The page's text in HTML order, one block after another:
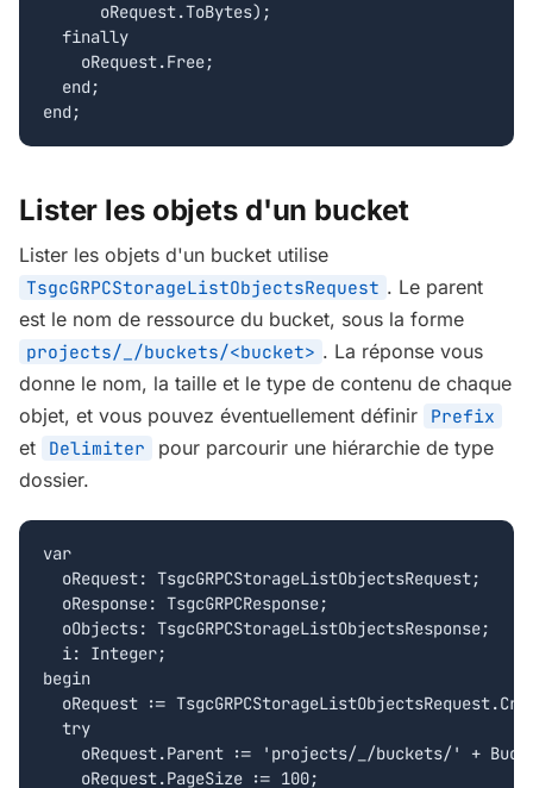
      oRequest.ToBytes);
  finally
    oRequest.Free;
  end;
end;
Lister les objets d'un bucket
Lister les objets d'un bucket utilise
TsgcGRPCStorageListObjectsRequest . Le parent
est le nom de ressource du bucket, sous la forme
projects/_/buckets/<bucket> . La réponse vous
donne le nom, la taille et le type de contenu de chaque
objet, et vous pouvez éventuellement définir
Prefix
et Delimiter
pour parcourir une hiérarchie de type
dossier.
var
  oRequest: TsgcGRPCStorageListObjectsRequest;
  oResponse: TsgcGRPCResponse;
  oObjects: TsgcGRPCStorageListObjectsResponse;
  i: Integer;
begin
oRequest :=
  try
oRequest.Parent := 'projects/_/buckets/' +
    oRequest.PageSize := 100;